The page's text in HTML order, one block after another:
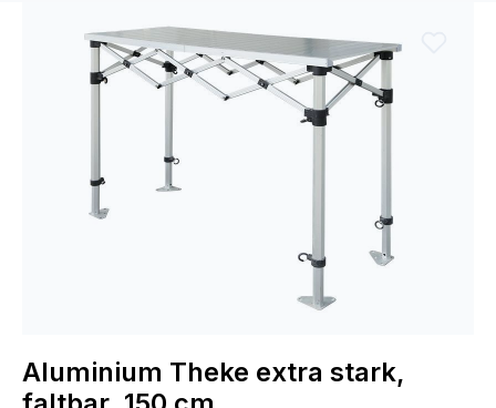
Aluminium Theke extra stark,